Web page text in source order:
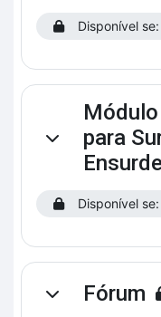
Disponível
Contrairpara
Disponível
ContrairFórum